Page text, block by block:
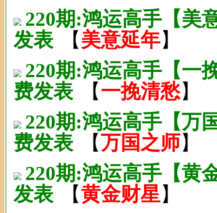
220期:鸿运高手【
发表
【 美意延年】
220期:鸿运高手【
费发表
【一挽清愁】
220期:鸿运高手【
费发表
【万国之师】
220期:鸿运高手【
发表
【黄金财星 】